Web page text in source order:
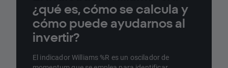
¿qué es, cómo se calcula y
cómo puede ayudarnos al
invertir?
El indicador Williams %R es un oscilador de